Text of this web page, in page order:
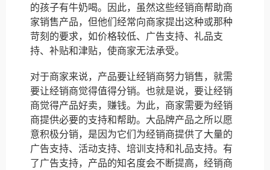
的孩子有牛奶喝。因此，虽然这些经销商帮助商
家销售产品，但他们经常向商家提出这种或那种
苛刻的要求，如价格较低、广告支持、礼品支
持、补贴和津贴，使商家无法承受。
对于商家来说，产品要让经销商努力销售，就需
要让经销商觉得值得分销。也就是说，要让经销
商觉得产品好卖，赚钱。为此，商家需要为经销
商提供必要的支持和帮助。大品牌产品之所以愿
意积极分销，是因为它们为经销商提供了大量的
广告支持、活动支持、培训支持和礼品支持。有
了广告支持，产品的知名度会不断提高，经销商